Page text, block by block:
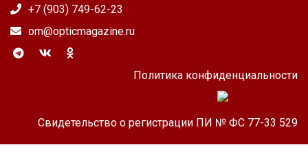
+7 (903) 749-62-23
om@opticmagazine.ru
Политика конфиденциальности
Свидетельство о регистрации ПИ № ФС 77-33 529